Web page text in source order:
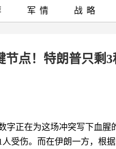
节点！特朗普只剩3
字正在为这场冲突写下血腥
受伤。而在伊朗一方，根
军情 战略